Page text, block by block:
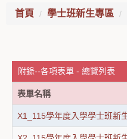
首頁 學士班新生專區
附錄--各項表單 - 總覽列表
表單名稱
X1_115學年度入學學士班新